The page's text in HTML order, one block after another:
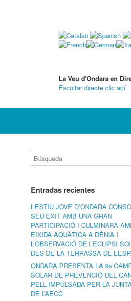
La Veu d'Ondara en
Escoltar directe clic ací
Entradas recientes
L’ESTIU JOVE D’ONDARA
SEU ÈXIT AMB UNA GRAN
PARTICIPACIÓ I CULMINARÀ
EIXIDA AQUÀTICA A DÉNIA I
L’OBSERVACIÓ DE L’ECLIPSI
DES DE LA TERRASSA DE
ONDARA PRESENTA LA 9a
SOLAR DE PREVENCIÓ DEL
PELL IMPULSADA PER LA
DE L’AECC